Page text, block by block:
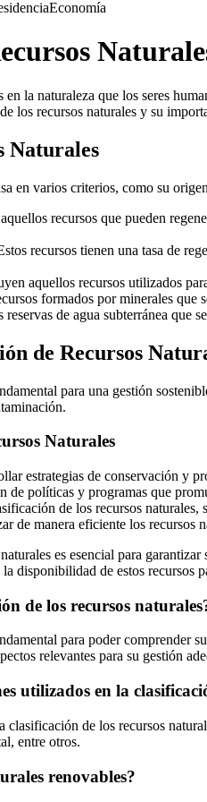
Economía
la naturaleza que los seres
los recursos naturales y su
Naturales
en varios criterios, como su
recursos que pueden
recursos tienen una tasa de
aquellos recursos utilizados
formados por minerales
reservas de agua subterránea que
de Recursos
para una gestión
Naturales
estrategias de conservación y
de políticas y programas que
de los recursos naturales,
de manera eficiente los recursos
es esencial para
disponibilidad de estos recursos
de los recursos
para poder comprender
relevantes para su gestión
utilizados en la
de los recursos
entre otros.
renovables?